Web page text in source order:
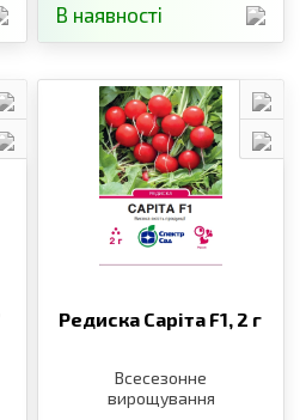
В наявності
Редиска Саріта F1, 2 г
Всесезонне
вирощування